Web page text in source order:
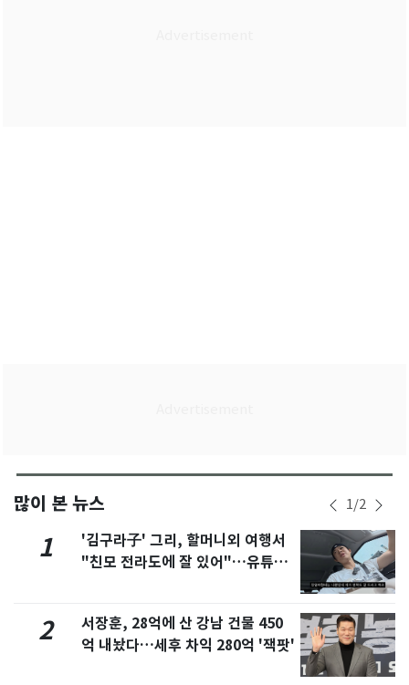
많이 본 뉴스 1/2
1
'김구라子' 그리, 할머니외 여행서
"친모 전라도에 잘 있어"…유튜브
2
서장훈, 28억에 산 강남 건물 450
억 내놨다…세후 차익 280억 '잭팟'